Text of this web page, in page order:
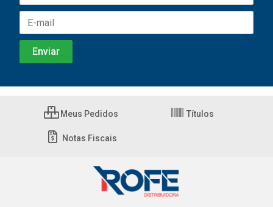
Meus Pedidos Títulos
Notas Fiscais